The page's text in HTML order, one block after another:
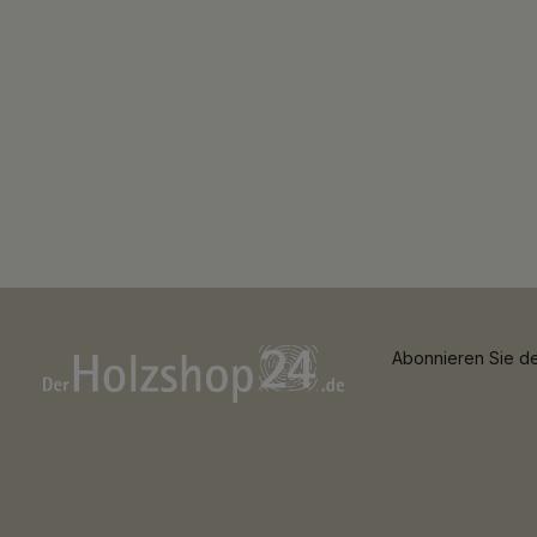
Abonnieren Sie